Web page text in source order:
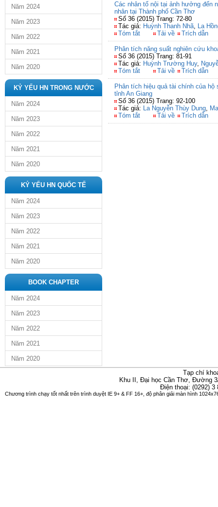
Năm 2024
Năm 2023
Năm 2022
Năm 2021
Năm 2020
KỶ YẾU HN TRONG NƯỚC
Năm 2024
Năm 2023
Năm 2022
Năm 2021
Năm 2020
KỶ YẾU HN QUỐC TẾ
Năm 2024
Năm 2023
Năm 2022
Năm 2021
Năm 2020
BOOK CHAPTER
Năm 2024
Năm 2023
Năm 2022
Năm 2021
Năm 2020
Các nhân tố nội tại ảnh hưởng đến
nhân tại Thành phố Cần Thơ
Số 36 (2015) Trang: 72-80
Tác giả: Huỳnh Thanh Nhã, La
Tóm tắt
Tải về Trích dẫn
Phân tích năng suất nghiên cứu
Số 36 (2015) Trang: 81-91
Tác giả: Huỳnh Trường Huy,
Tóm tắt
Tải về Trích dẫn
Phân tích hiệu quả tài chính của
tỉnh An Giang
Số 36 (2015) Trang: 92-100
Tác giả: La Nguyễn Thùy Dung,
Tóm tắt
Tải về Trích dẫn
Tạp chí
Khu II, Đại học Cần Thơ, Đường
Điện thoại: (0292)
Chương trình chạy tốt nhất trên trình duyệt IE 9+ & FF 16+, độ phân giải màn hình